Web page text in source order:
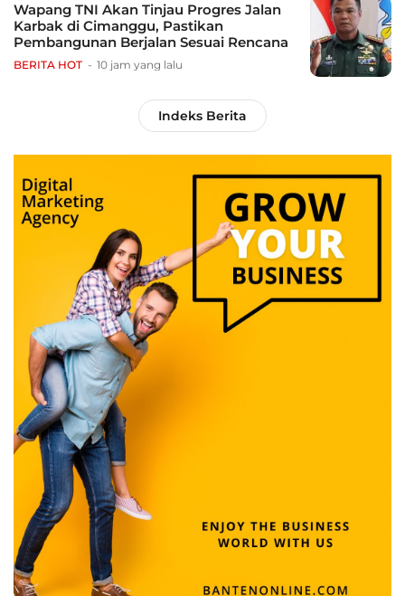
Wapang TNI Akan Tinjau Progres Jalan
Karbak di Cimanggu, Pastikan
Pembangunan Berjalan Sesuai Rencana
BERITA HOT 10 jam yang lalu
Indeks Berita